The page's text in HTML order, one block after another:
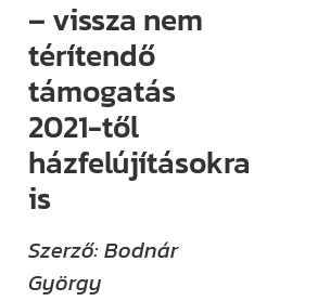
– vissza nem
térítendő
támogatás
2021-től
házfelújításokra
is
Szerző: Bodnár
György